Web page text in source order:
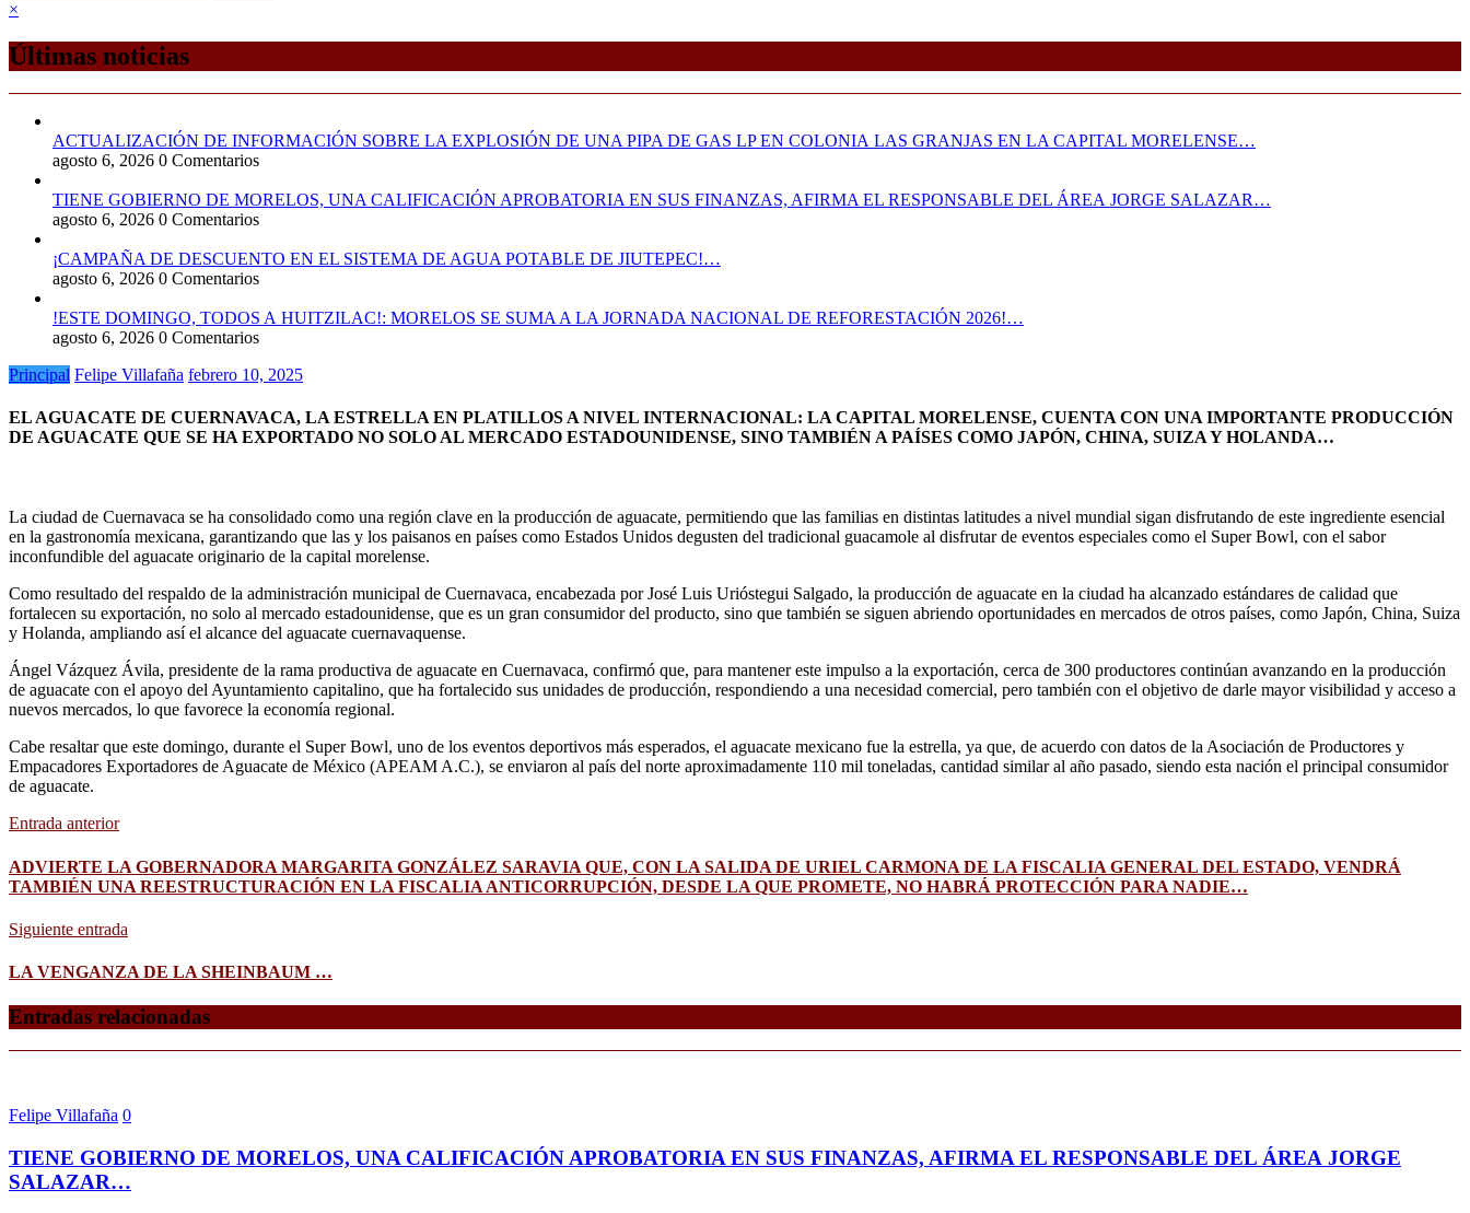
×
Últimas noticias
ACTUALIZACIÓN DE INFORMACIÓN SOBRE LA EXPLOSIÓN DE UNA PIPA DE GAS LP EN COLONIA LAS GRANJAS EN LA CAPITAL MORELENSE…
agosto 6, 2026 0 Comentarios
TIENE GOBIERNO DE MORELOS, UNA CALIFICACIÓN APROBATORIA EN SUS FINANZAS, AFIRMA EL RESPONSABLE DEL ÁREA JORGE SALAZAR…
agosto 6, 2026 0 Comentarios
¡CAMPAÑA DE DESCUENTO EN EL SISTEMA DE AGUA POTABLE DE JIUTEPEC!…
agosto 6, 2026 0 Comentarios
!ESTE DOMINGO, TODOS A HUITZILAC!: MORELOS SE SUMA A LA JORNADA NACIONAL DE REFORESTACIÓN 2026!…
agosto 6, 2026 0 Comentarios
Principal Felipe Villafaña febrero 10, 2025
EL AGUACATE DE CUERNAVACA, LA ESTRELLA EN PLATILLOS A NIVEL INTERNACIONAL: LA CAPITAL MORELENSE, CUENTA CON UNA IMPORTANTE PRODUCCIÓN
DE AGUACATE QUE SE HA EXPORTADO NO SOLO AL MERCADO ESTADOUNIDENSE, SINO TAMBIÉN A PAÍSES COMO JAPÓN, CHINA, SUIZA Y HOLANDA…
La ciudad de Cuernavaca se ha consolidado como una región clave en la producción de aguacate, permitiendo que las familias en distintas latitudes a nivel mundial sigan disfrutando de este ingrediente esencial
en la gastronomía mexicana, garantizando que las y los paisanos en países como Estados Unidos degusten del tradicional guacamole al disfrutar de eventos especiales como el Super Bowl, con el sabor
inconfundible del aguacate originario de la capital morelense.
Como resultado del respaldo de la administración municipal de Cuernavaca, encabezada por José Luis Urióstegui Salgado, la producción de aguacate en la ciudad ha alcanzado estándares de calidad que
fortalecen su exportación, no solo al mercado estadounidense, que es un gran consumidor del producto, sino que también se siguen abriendo oportunidades en mercados de otros países, como Japón, China, Suiza
y Holanda, ampliando así el alcance del aguacate cuernavaquense.
Ángel Vázquez Ávila, presidente de la rama productiva de aguacate en Cuernavaca, confirmó que, para mantener este impulso a la exportación, cerca de 300 productores continúan avanzando en la producción
de aguacate con el apoyo del Ayuntamiento capitalino, que ha fortalecido sus unidades de producción, respondiendo a una necesidad comercial, pero también con el objetivo de darle mayor visibilidad y acceso a
nuevos mercados, lo que favorece la economía regional.
Cabe resaltar que este domingo, durante el Super Bowl, uno de los eventos deportivos más esperados, el aguacate mexicano fue la estrella, ya que, de acuerdo con datos de la Asociación de Productores y
Empacadores Exportadores de Aguacate de México (APEAM A.C.), se enviaron al país del norte aproximadamente 110 mil toneladas, cantidad similar al año pasado, siendo esta nación el principal consumidor
de aguacate.
Entrada anterior
ADVIERTE LA GOBERNADORA MARGARITA GONZÁLEZ SARAVIA QUE, CON LA SALIDA DE URIEL CARMONA DE LA FISCALIA GENERAL DEL ESTADO, VENDRÁ
TAMBIÉN UNA REESTRUCTURACIÓN EN LA FISCALIA ANTICORRUPCIÓN, DESDE LA QUE PROMETE, NO HABRÁ PROTECCIÓN PARA NADIE…
Siguiente entrada
LA VENGANZA DE LA SHEINBAUM …
Entradas relacionadas
Felipe Villafaña 0
TIENE GOBIERNO DE MORELOS, UNA CALIFICACIÓN APROBATORIA EN SUS FINANZAS, AFIRMA EL RESPONSABLE DEL ÁREA JORGE
SALAZAR…